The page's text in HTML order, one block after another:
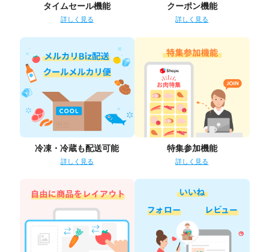
タイムセール機能
詳しく見る
クーポン機能
詳しく見る
冷凍・冷蔵も配送可能
詳しく見る
特集参加機能
詳しく見る